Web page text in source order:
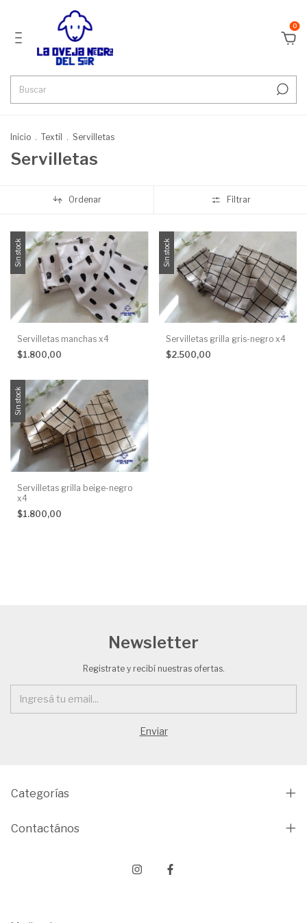
0
Inicio . Textil . Servilletas
Servilletas
Ordenar Filtrar
Sin stock
Servilletas manchas x4
$1.800,00
Sin stock
Servilletas grilla gris-negro x4
$2.500,00
Sin stock
Servilletas grilla beige-negro
x4
$1.800,00
Newsletter
Registrate y recibí nuestras ofertas.
Categorías
Contactános